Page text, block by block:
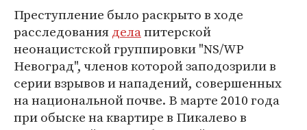
Преступление было раскрыто в ходе
расследованияделапитерской
неонацистской группировки "NS/WP
Невоград", членов которой заподозрили в
серии взрывов и нападений, совершенных
на национальной почве. В марте 2010 года
при обыске на квартире в Пикалево в